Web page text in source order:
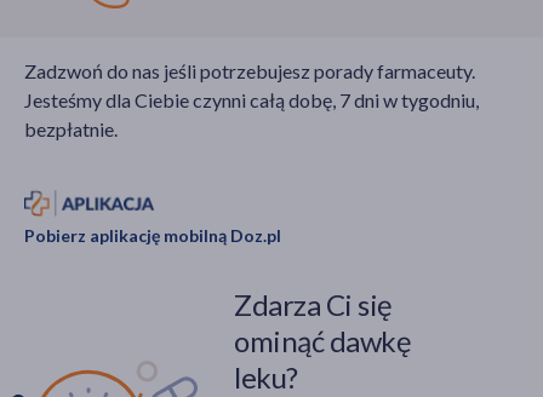
Zadzwoń do nas jeśli potrzebujesz porady farmaceuty.
Jesteśmy dla Ciebie czynni całą dobę, 7 dni w tygodniu,
bezpłatnie.
Pobierz aplikację mobilną Doz.pl
Zdarza Ci się
ominąć dawkę
leku?